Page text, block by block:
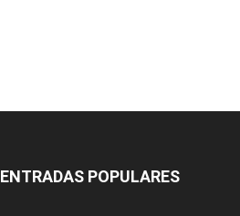
ENTRADAS POPULARES